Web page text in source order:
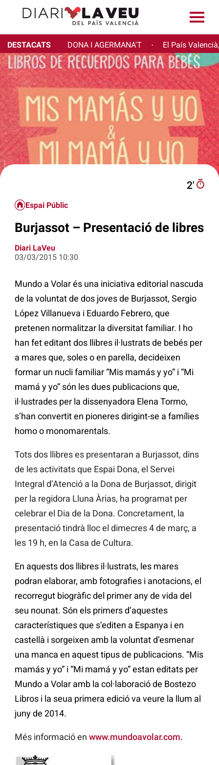
DESTACATS DONA I AGERMANA'T · El País
2′
Espai Públic
Burjassot – Presentació de libres
Diari LaVeu
03/03/2015 10:30
Mundo a Volar és una iniciativa editorial nascuda
de la voluntat de dos joves de Burjassot, Sergio
López Villanueva i Eduardo Febrero, que
pretenen normalitzar la diversitat familiar. I ho
han fet editant dos llibres il·lustrats de bebés per
a mares que, soles o en parella, decideixen
formar un nucli familiar “Mis mamás y yo” i “Mi
mamá y yo” són les dues publicacions que,
il·lustrades per la dissenyadora Elena Tormo,
s’han convertit en pioneres dirigint-se a famílies
homo o monomarentals.
Tots dos llibres es presentaran a Burjassot, dins
de les activitats que Espai Dona, el Servei
Integral d’Atenció a la Dona de Burjassot, dirigit
per la regidora Lluna Àrias, ha programat per
celebrar el Dia de la Dona. Concretament, la
presentació tindrà lloc el dimecres 4 de març, a
les 19 h, en la Casa de Cultura.
En aquests dos llibres il·lustrats, les mares
podran elaborar, amb fotografies i anotacions, el
recorregut biogràfic del primer any de vida del
seu nounat. Són els primers d’aquestes
característiques que s’editen a Espanya i en
castellà i sorgeixen amb la voluntat d’esmenar
una manca en aquest tipus de publicacions. “Mis
mamás y yo” i “Mi mamá y yo” estan editats per
Mundo a Volar amb la col·laboració de Bostezo
Libros i la seua primera edició va veure la llum al
juny de 2014.
Més informació en www.mundoavolar.com.